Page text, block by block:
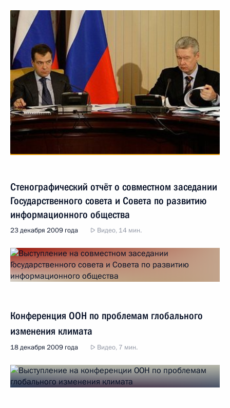
Стенографический отчёт о совместном заседании
Государственного совета и Совета по развитию
информационного общества
23 декабря 2009 года Видео, 14 мин.
Конференция ООН по проблемам глобального
изменения климата
18 декабря 2009 года Видео, 7 мин.